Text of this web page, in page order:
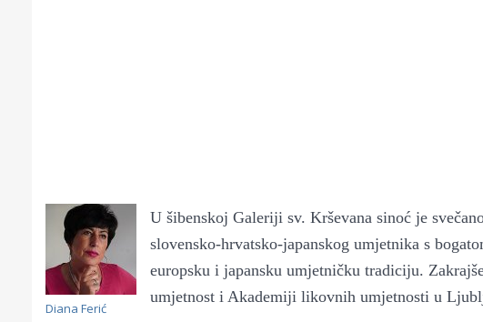
Diana Ferić
U šibenskoj Galeriji sv. Krševana sinoć je
slovensko-hrvatsko-japanskog umjetnika s
europsku i japansku umjetničku tradiciju.
umjetnost i Akademiji likovnih umjetnosti u